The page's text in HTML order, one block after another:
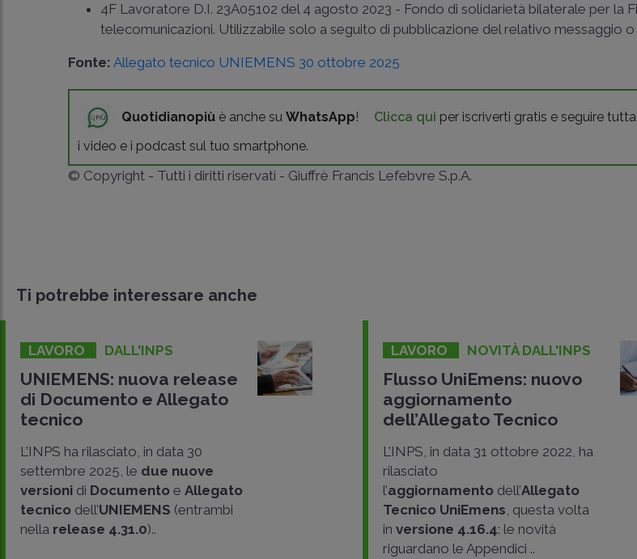
CONDIVIDI
4F Lavoratore D.I. 23A05102 del 4 agosto 2023 - Fondo di solidarietà bilaterale per la
telecomunicazioni. Utilizzabile solo a seguito di pubblicazione del relativo messaggio
Fonte: Allegato tecnico UNIEMENS 30 ottobre 2025
Quotidianopiù è anche suWhatsApp! Clicca qui per iscriverti gratis e seguire
i video e i podcast sul tuo smartphone.
© Copyright - Tutti i diritti riservati - Giuffrè Francis Lefebvre S.p.A.
Ti potrebbe interessare anche
LAVORO DALL'INPS
UNIEMENS: nuova release
di Documento e Allegato
tecnico
L’INPS ha rilasciato, in data 30
settembre 2025, le due nuove
versioni di Documento e Allegato
tecnico dell’UNIEMENS (entrambi
nella release 4.31.0)..
LAVORO NOVITÀ DALL'INPS
Flusso UniEmens: nuovo
aggiornamento
dell’Allegato Tecnico
L’INPS, in data 31 ottobre 2022, ha
rilasciato
l’aggiornamento dell’Allegato
Tecnico UniEmens, questa volta
in versione 4.16.4: le novità
riguardano le Appendici ..